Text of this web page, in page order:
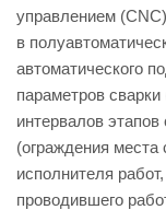
управлением
в
автоматического
параметров
интервалов
(ограждения места
исполнителя
проводившего